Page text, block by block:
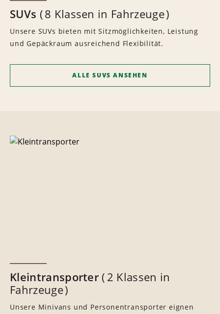
SUVs 8 Klassen in Fahrzeuge
Unsere SUVs bieten mit Sitzmöglichkeiten, Leistung
und Gepäckraum ausreichend Flexibilität.
ALLE SUVS ANSEHEN
Kleintransporter 2 Klassen in
Fahrzeuge
Unsere Minivans und Personentransporter eignen